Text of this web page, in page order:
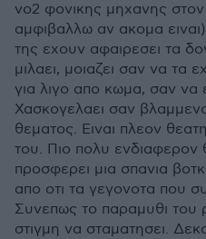
νο2 φονικης μηχανης στον
αμφιβαλλω αν ακομα
της εχουν αφαιρεσει τα
μιλαει, μοιαζει σαν να τα
για λιγο απο κωμα, σαν να
Χασκογελαει σαν
θεματος. Ειναι πλεον
του. Πιο πολυ ενδιαφερον
προσφερει μια σπανια
απο οτι τα γεγονοτα που
Συνεπως το παραμυθι του
στιγμη να σταματησει.